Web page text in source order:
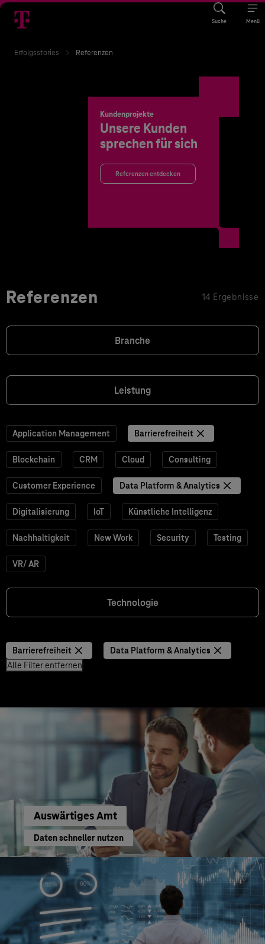
Suche Menü
Erfolgsstories Referenzen
Kundenprojekte
Unsere Kunden
sprechen für sich
Referenzen entdecken
Referenzen 14 Ergebnisse
Branche
Leistung
Application Management Barrierefreiheit
Blockchain CRM Cloud Consulting
Customer Experience Data Platform & Analytics
Digitalisierung IoT Künstliche Intelligenz
Nachhaltigkeit New Work Security Testing
VR/ AR
Technologie
Barrierefreiheit
Data Platform & Analytics
Alle Filter entfernen
Auswärtiges Amt
Daten schneller nutzen